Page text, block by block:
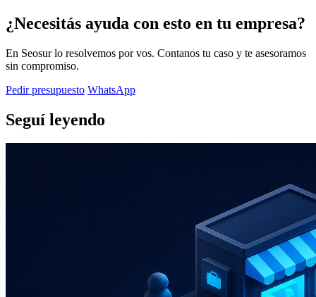
¿Necesitás ayuda con esto en tu empresa?
En Seosur lo resolvemos por vos. Contanos tu caso y te asesoramos
sin compromiso.
Pedir presupuesto WhatsApp
Seguí leyendo